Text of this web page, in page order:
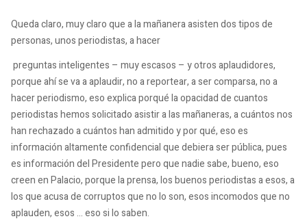
Queda claro, muy claro que a la mañanera asisten dos tipos de
personas, unos periodistas, a hacer
preguntas inteligentes – muy escasos – y otros aplaudidores,
porque ahí se va a aplaudir, no a reportear, a ser comparsa, no a
hacer periodismo, eso explica porqué la opacidad de cuantos
periodistas hemos solicitado asistir a las mañaneras, a cuántos nos
han rechazado a cuántos han admitido y por qué, eso es
información altamente confidencial que debiera ser pública, pues
es información del Presidente pero que nadie sabe, bueno, eso
creen en Palacio, porque la prensa, los buenos periodistas a esos, a
los que acusa de corruptos que no lo son, esos incomodos que no
aplauden, esos … eso si lo saben.